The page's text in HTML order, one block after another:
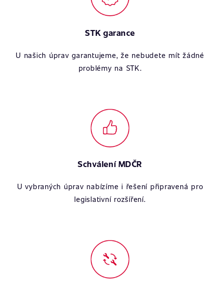
STK garance
U našich úprav garantujeme, že nebudete mít žádné
problémy na STK.
Schválení MDČR
U vybraných úprav nabízíme i řešení připravená pro
legislativní rozšíření.